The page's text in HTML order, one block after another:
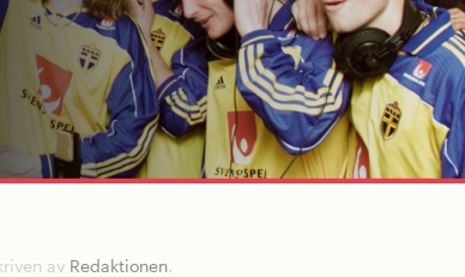
av Redaktionen.